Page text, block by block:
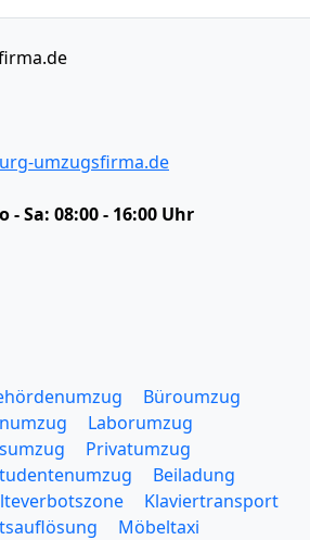
umzugsfirma.de
- Sa: 08:00 - 16:00 Uhr
Büroumzug
Laborumzug
Privatumzug
Beiladung
Klaviertransport
Möbeltaxi